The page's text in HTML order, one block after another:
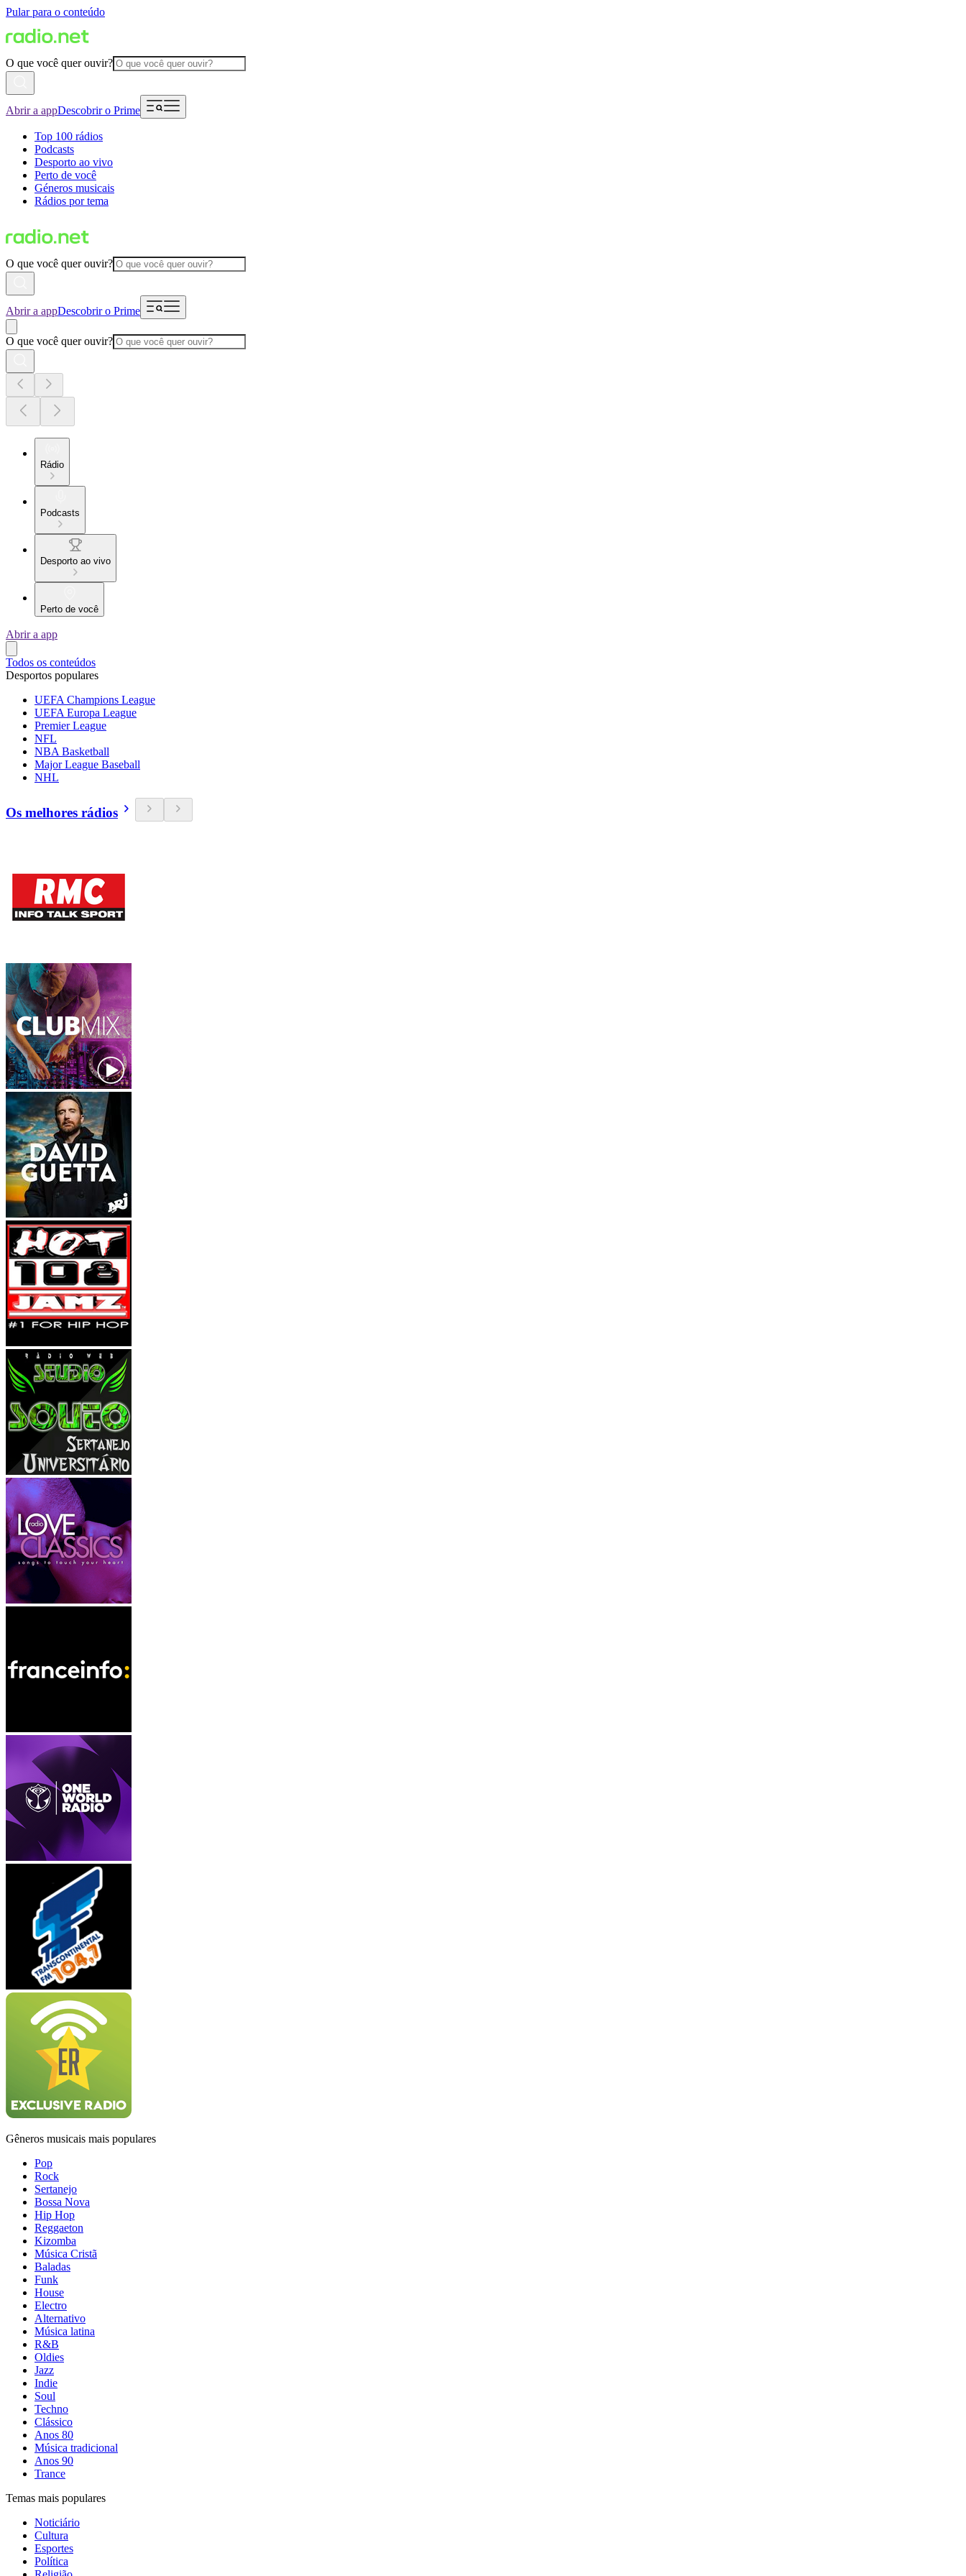
Pular para o conteúdo
O que você quer ouvir?
Abrir a appDescobrir o Prime
Top 100 rádios
Podcasts
Desporto ao vivo
Perto de você
Géneros musicais
Rádios por tema
O que você quer ouvir?
Abrir a appDescobrir o Prime
O que você quer ouvir?
Rádio
Podcasts
Desporto ao vivo
Perto de você
Abrir a app
Todos os conteúdos
Desportos populares
UEFA Champions League
UEFA Europa League
Premier League
NFL
NBA Basketball
Major League Baseball
NHL
Os melhores rádios
Gêneros musicais mais populares
Pop
Rock
Sertanejo
Bossa Nova
Hip Hop
Reggaeton
Kizomba
Música Cristã
Baladas
Funk
House
Electro
Alternativo
Música latina
R&B
Oldies
Jazz
Indie
Soul
Techno
Clássico
Anos 80
Música tradicional
Anos 90
Trance
Temas mais populares
Noticiário
Cultura
Esportes
Política